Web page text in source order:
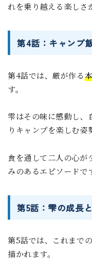
れを乗り越える楽しさ
第4話：キャンプ
第4話では、厳が作る
す。
雫はその味に感動し、
りキャンプを楽しむ姿
食を通して二人の心が
みのあるエピソードで
第5話：雫の成長
第5話では、これまで
描かれます。